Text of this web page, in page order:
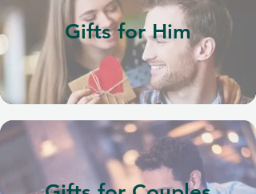
Gifts for Him